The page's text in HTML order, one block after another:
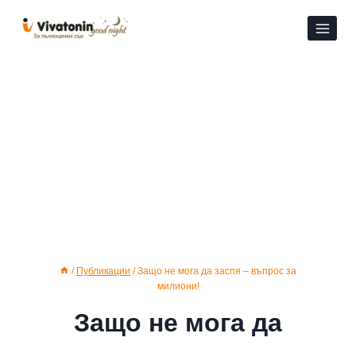
съдържанието
/ Публикации / Защо не мога да заспя – въпрос за
милиони!
Защо не мога да